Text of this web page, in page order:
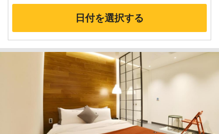
日付を選択する